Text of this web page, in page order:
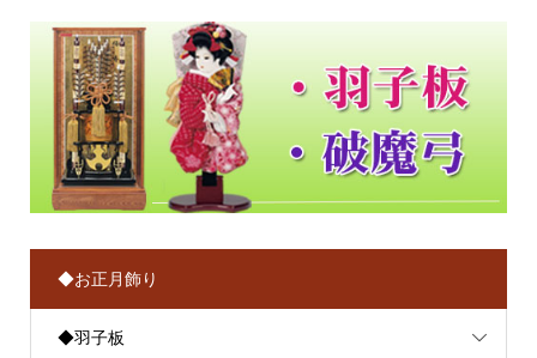
◆お正月飾り
◆羽子板